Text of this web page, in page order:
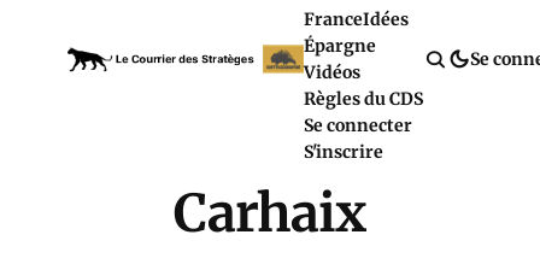
FranceIdées
Épargne
Vidéos
Règles du CDS
Se connecter
S'inscrire
Se
Carhaix